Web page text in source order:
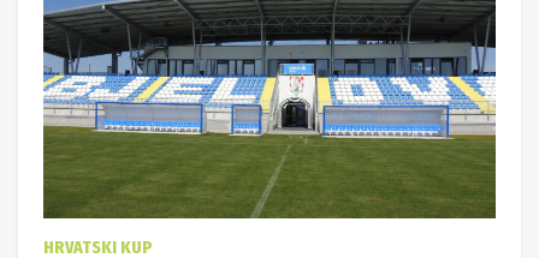
HRVATSKI KUP